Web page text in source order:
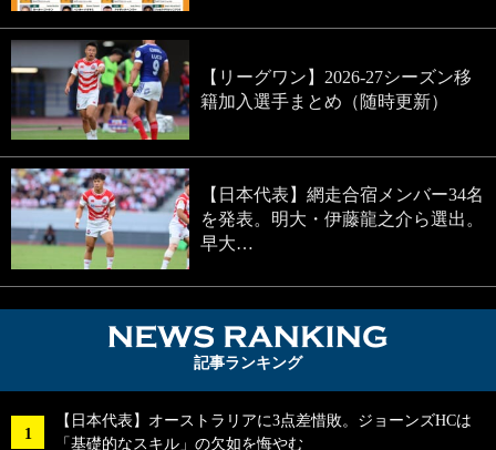
【リーグワン】2026-27シーズン移
籍加入選手まとめ（随時更新）
【日本代表】網走合宿メンバー34名
を発表。明大・伊藤龍之介ら選出。
早大…
記事ランキング
【日本代表】オーストラリアに3点差惜敗。ジョーンズHCは
「基礎的なスキル」の欠如を悔やむ